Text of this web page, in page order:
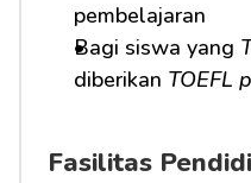
pembelajaran
Bagi siswa yang
diberikan TOEFL
Fasilitas